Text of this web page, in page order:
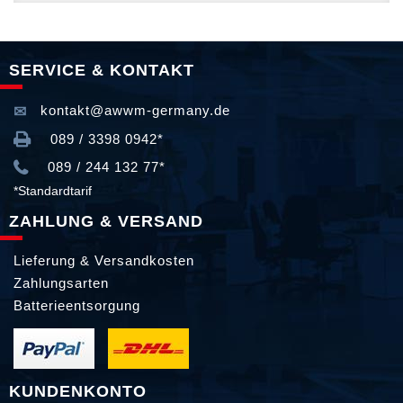
SERVICE & KONTAKT
kontakt@awwm-germany.de
089 / 3398 0942*
089 / 244 132 77*
*Standardtarif
ZAHLUNG & VERSAND
Lieferung & Versandkosten
Zahlungsarten
Batterieentsorgung
KUNDENKONTO